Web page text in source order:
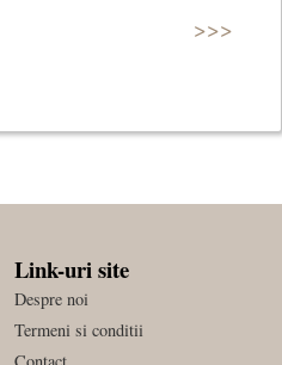
>>>
Link-uri site
Despre noi
Termeni si conditii